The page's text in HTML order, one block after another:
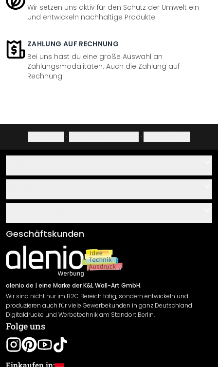
Wir setzen uns aktiv für den Schutz der Umwelt ein
und entwickeln nachhaltige Produkte.
ZAHLUNG AUF RECHNUNG
Bei uns hast du eine große Auswahl an
Zahlungsmodalitäten. Auch die Zahlung auf
Rechnung.
· ·
Über uns
Klebe- und Montageanleitungen
Newsletter An-/Abmeldung
Sendungsverfolgung
AGB
Impressum
Versand & Zahlung
Rücksendung
Widerrufsrecht
Datenschutzerklärung
Gewährleistung
Leistungserklärung / CE-Zeichen
Cookie Einstellungen
Geschäftskunden
alenio.de | eine Marke der K&L Wall-Art GmbH.
Wir sind nicht nur im B2C Bereich tätig, sondern entwickeln und
produzieren auch für viele Gewerbekunden in ganz Deutschland
Digitaldrucke und Werbetechnik am Standort Berlin.
Folge uns
Einkaufen in: